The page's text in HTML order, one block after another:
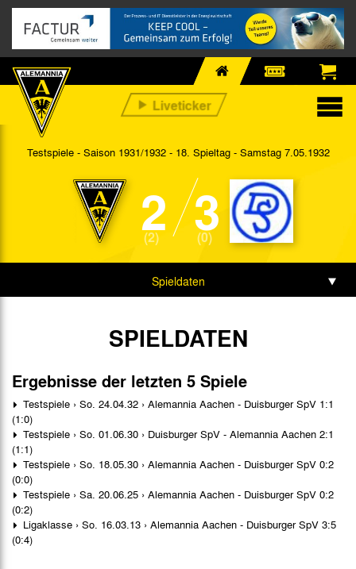
Testspiele - Saison 1931/1932 - 18. Spieltag - Samstag 7.05.1932
2
(2) 3
(0)
Spieldaten
SPIELDATEN
Ergebnisse der letzten 5 Spiele
Testspiele › So. 24.04.32 › Alemannia Aachen - Duisburger SpV 1:1
(1:0)
Testspiele › So. 01.06.30 › Duisburger SpV - Alemannia Aachen 2:1
(1:1)
Testspiele › So. 18.05.30 › Alemannia Aachen - Duisburger SpV 0:2
(0:0)
Testspiele › Sa. 20.06.25 › Alemannia Aachen - Duisburger SpV 0:2
(0:2)
Ligaklasse › So. 16.03.13 › Alemannia Aachen - Duisburger SpV 3:5
(0:4)